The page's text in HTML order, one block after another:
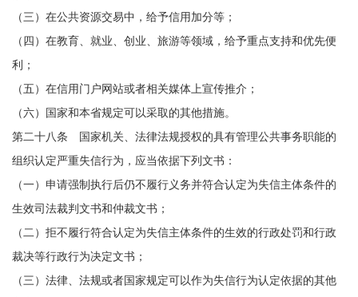
（三）在公共资源交易中，给予信用加分等；
（四）在教育、就业、创业、旅游等领域，给予重点支持和优先便
利；
（五）在信用门户网站或者相关媒体上宣传推介；
（六）国家和本省规定可以采取的其他措施。
第二十八条 国家机关、法律法规授权的具有管理公共事务职能的
组织认定严重失信行为，应当依据下列文书：
（一）申请强制执行后仍不履行义务并符合认定为失信主体条件的
生效司法裁判文书和仲裁文书；
（二）拒不履行符合认定为失信主体条件的生效的行政处罚和行政
裁决等行政行为决定文书；
（三）法律、法规或者国家规定可以作为失信行为认定依据的其他